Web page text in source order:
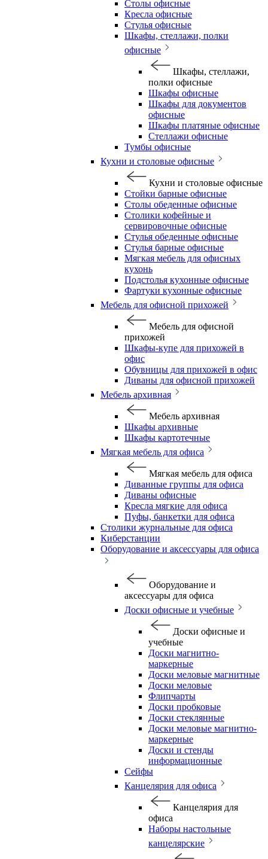
Столы офисные
Кресла офисные
Стулья офисные
Шкафы, стеллажи, полки
офисные
Шкафы, стеллажи,
полки офисные
Шкафы офисные
Шкафы для документов
офисные
Шкафы платяные офисные
Стеллажи офисные
Тумбы офисные
Кухни и столовые офисные
Кухни и столовые офисные
Стойки барные офисные
Столы обеденные офисные
Столики кофейные и
сервировочные офисные
Стулья обеденные офисные
Стулья барные офисные
Мягкая мебель для офисных
кухонь
Подстолья кухонные офисные
Фартуки кухонные офисные
Мебель для офисной прихожей
Мебель для офисной
прихожей
Шкафы-купе для прихожей в
офис
Обувницы для прихожей в офис
Диваны для офисной прихожей
Мебель архивная
Мебель архивная
Шкафы архивные
Шкафы картотечные
Мягкая мебель для офиса
Мягкая мебель для офиса
Диванные группы для офиса
Диваны офисные
Кресла мягкие для офиса
Пуфы, банкетки для офиса
Столики журнальные для офиса
Киберстанции
Оборудование и аксессуары для офиса
Оборудование и
аксессуары для офиса
Доски офисные и учебные
Доски офисные и
учебные
Доски магнитно-
маркерные
Доски меловые магнитные
Доски меловые
Флипчарты
Доски пробковые
Доски стеклянные
Доски меловые магнитно-
маркерные
Доски и стенды
информационные
Сейфы
Канцелярия для офиса
Канцелярия для
офиса
Наборы настольные
канцелярские